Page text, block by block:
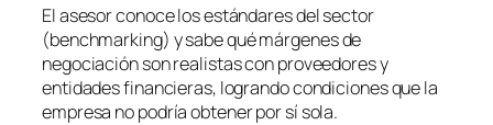
El asesor conoce los estándares del sector
(benchmarking) y sabe qué márgenes de
negociación son realistas con proveedores y
entidades financieras, logrando condiciones que la
empresa no podría obtener por sí sola.